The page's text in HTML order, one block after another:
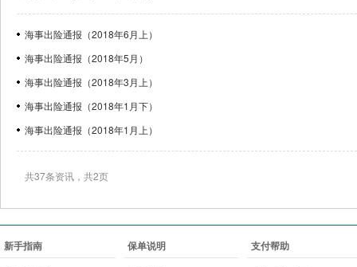
海事出险通报（2018年6月上）
海事出险通报（2018年5月）
海事出险通报（2018年3月上）
海事出险通报（2018年1月下）
海事出险通报（2018年1月上）
共37条资讯，共2页
新手指南 保单说明 支付帮助